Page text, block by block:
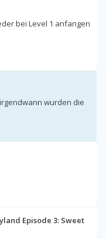
bei Level 1 anfangen
wurden die
Episode 3: Sweet